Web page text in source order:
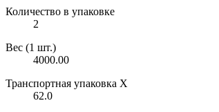
Количество в упаковке
2
Вес (1 шт.)
4000.00
Транспортная упаковка X
62.0